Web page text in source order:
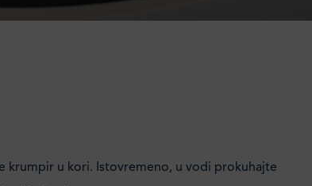
krumpir u kori. Istovremeno, u vodi prokuhajte